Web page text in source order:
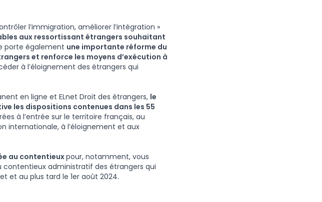
l’immigration, améliorer l’intégration »
aux ressortissant étrangers souhaitant
porte également une importante réforme du
et renforce les moyens d’exécution à
à l’éloignement des étrangers qui
en ligne et ELnet Droit des étrangers, le
les dispositions contenues dans les 55
à l’entrée sur le territoire français, au
internationale, à l’éloignement et aux
au contentieuxpour, notamment, vous
contentieux administratif des étrangers qui
et au plus tard le 1er août 2024.